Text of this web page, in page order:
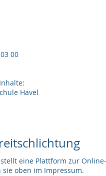
00
Havel
eine Plattform zur
sie oben im Impressum.